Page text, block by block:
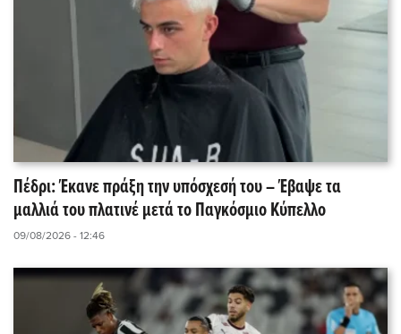
Πέδρι: Έκανε πράξη την υπόσχεσή του – Έβαψε τα
μαλλιά του πλατινέ μετά το Παγκόσμιο Κύπελλο
09/08/2026 - 12:46